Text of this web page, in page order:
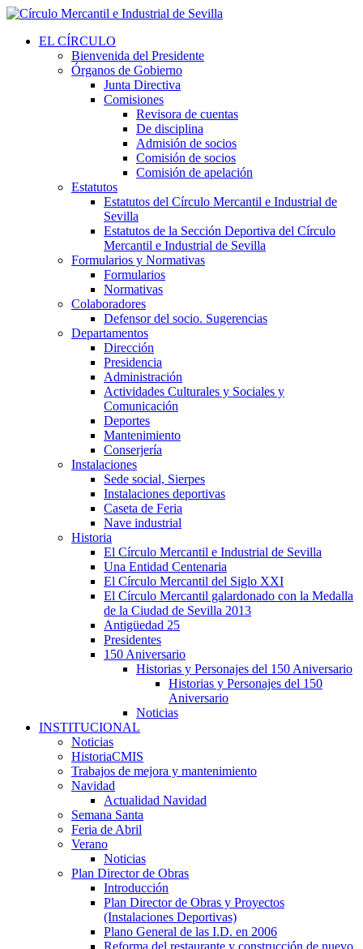
EL CÍRCULO
Bienvenida del Presidente
Órganos de Gobierno
Junta Directiva
Comisiones
Revisora de cuentas
De disciplina
Admisión de socios
Comisión de socios
Comisión de apelación
Estatutos
Estatutos del Círculo Mercantil e Industrial de
Sevilla
Estatutos de la Sección Deportiva del Círculo
Mercantil e Industrial de Sevilla
Formularios y Normativas
Formularios
Normativas
Colaboradores
Defensor del socio. Sugerencias
Departamentos
Dirección
Presidencia
Administración
Actividades Culturales y Sociales y
Comunicación
Deportes
Mantenimiento
Conserjería
Instalaciones
Sede social, Sierpes
Instalaciones deportivas
Caseta de Feria
Nave industrial
Historia
El Círculo Mercantil e Industrial de Sevilla
Una Entidad Centenaria
El Círculo Mercantil del Siglo XXI
El Círculo Mercantil galardonado con la Medalla
de la Ciudad de Sevilla 2013
Antigüedad 25
Presidentes
150 Aniversario
Historias y Personajes del 150 Aniversario
Historias y Personajes del 150
Aniversario
Noticias
INSTITUCIONAL
Noticias
HistoriaCMIS
Trabajos de mejora y mantenimiento
Navidad
Actualidad Navidad
Semana Santa
Feria de Abril
Verano
Noticias
Plan Director de Obras
Introducción
Plan Director de Obras y Proyectos
(Instalaciones Deportivas)
Plano General de las I.D. en 2006
Reforma del restaurante y construcción de nuevo